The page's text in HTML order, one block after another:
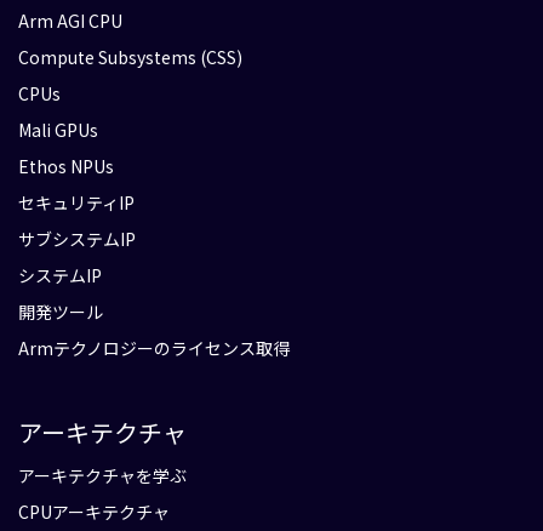
Arm AGI CPU
Compute Subsystems (CSS)
CPUs
Mali GPUs
Ethos NPUs
セキュリティIP
サブシステムIP
システムIP
開発ツール
Armテクノロジーのライセンス取得
アーキテクチャ
アーキテクチャを学ぶ
CPUアーキテクチャ